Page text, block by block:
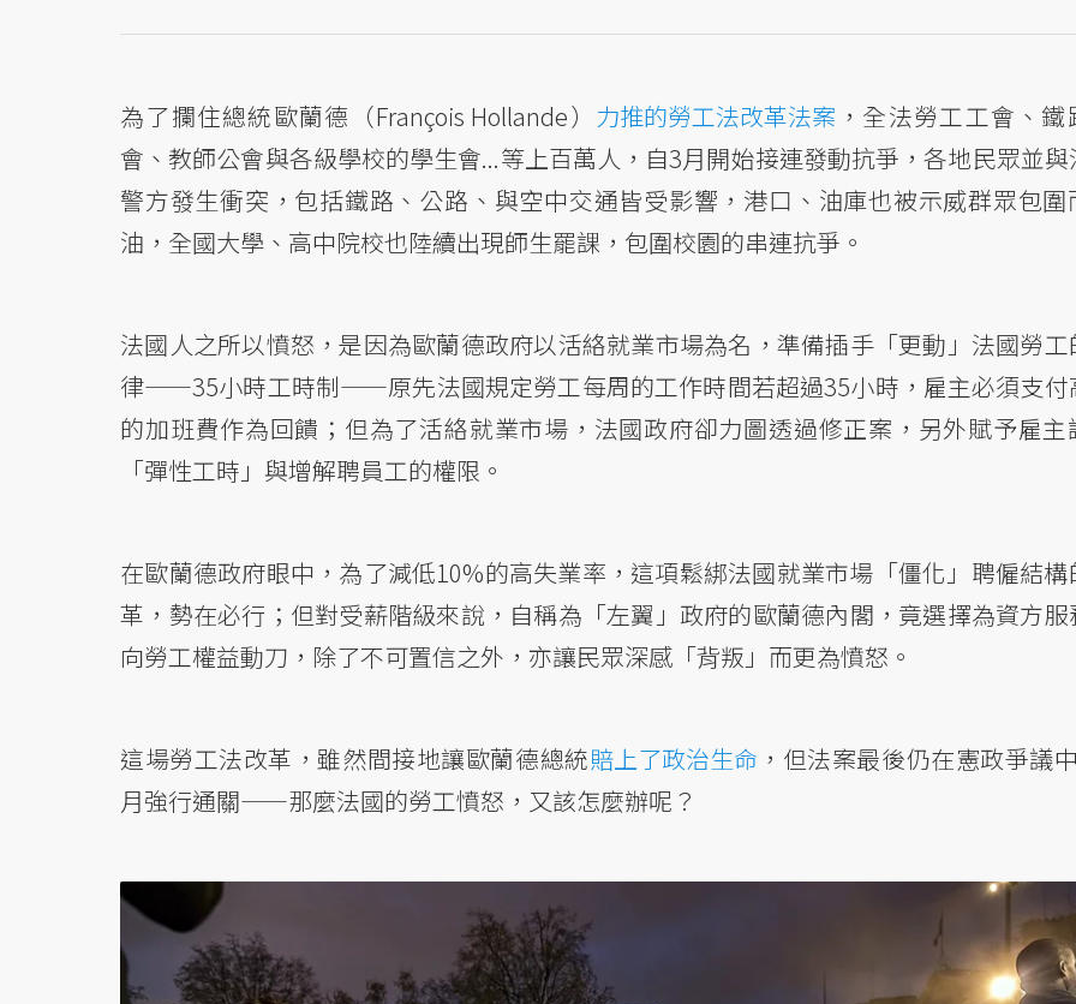
為了攔住總統歐蘭德（François Hollande） 力推的勞工法改革法案 ，全法勞工工會、鐵
會、教師公會與各級學校的學生會...等上百萬人，自3月開始接連發動抗爭，各地民眾並與
警方發生衝突，包括鐵路、公路、與空中交通皆受影響，港口、油庫也被示威群眾包圍
油，全國大學、高中院校也陸續出現師生罷課，包圍校園的串連抗爭。
法國人之所以憤怒，是因為歐蘭德政府以活絡就業市場為名，準備插手「更動」法國勞工
律——35小時工時制——原先法國規定勞工每周的工作時間若超過35小時，雇主必須支付
的加班費作為回饋；但為了活絡就業市場，法國政府卻力圖透過修正案，另外賦予雇主
「彈性工時」與增解聘員工的權限。
在歐蘭德政府眼中，為了減低10%的高失業率，這項鬆綁法國就業市場「僵化」聘僱結構
革，勢在必行；但對受薪階級來說，自稱為「左翼」政府的歐蘭德內閣，竟選擇為資方服
向勞工權益動刀，除了不可置信之外，亦讓民眾深感「背叛」而更為憤怒。
這場勞工法改革，雖然間接地讓歐蘭德總統賠上了政治生命 ，但法案最後仍在憲政爭議
月強行通關——那麼法國的勞工憤怒，又該怎麼辦呢？